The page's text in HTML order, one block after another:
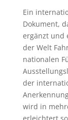
Ein
Dokument,
ergänzt und
der Welt
nationalen
der
wird in